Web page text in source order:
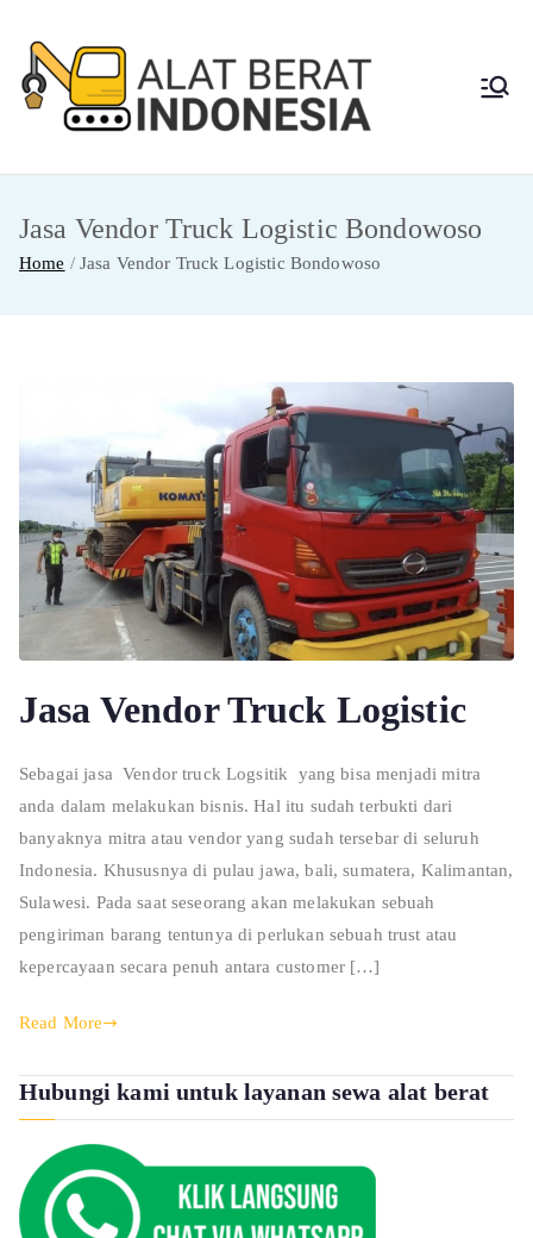
content
Berat
Indon
Jasa Sewa Alat
Jasa Vendor Truck Logistic Bondowoso
Home Jasa Vendor Truck Logistic Bondowoso
Jasa Vendor Truck Logistic
Sebagai jasa Vendor truck Logsitik yang bisa menjadi mitra
anda dalam melakukan bisnis. Hal itu sudah terbukti dari
banyaknya mitra atau vendor yang sudah tersebar di seluruh
Indonesia. Khususnya di pulau jawa, bali, sumatera, Kalimantan,
Sulawesi. Pada saat seseorang akan melakukan sebuah
pengiriman barang tentunya di perlukan sebuah trust atau
kepercayaan secara penuh antara customer […]
Read More
Hubungi kami untuk layanan sewa alat berat